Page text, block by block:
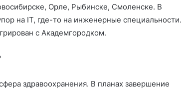
Орле, Рыбинске, Смоленске. В
на IT, где-то на инженерные специальности.
с Академгородком.
здравоохранения. В планах завершение